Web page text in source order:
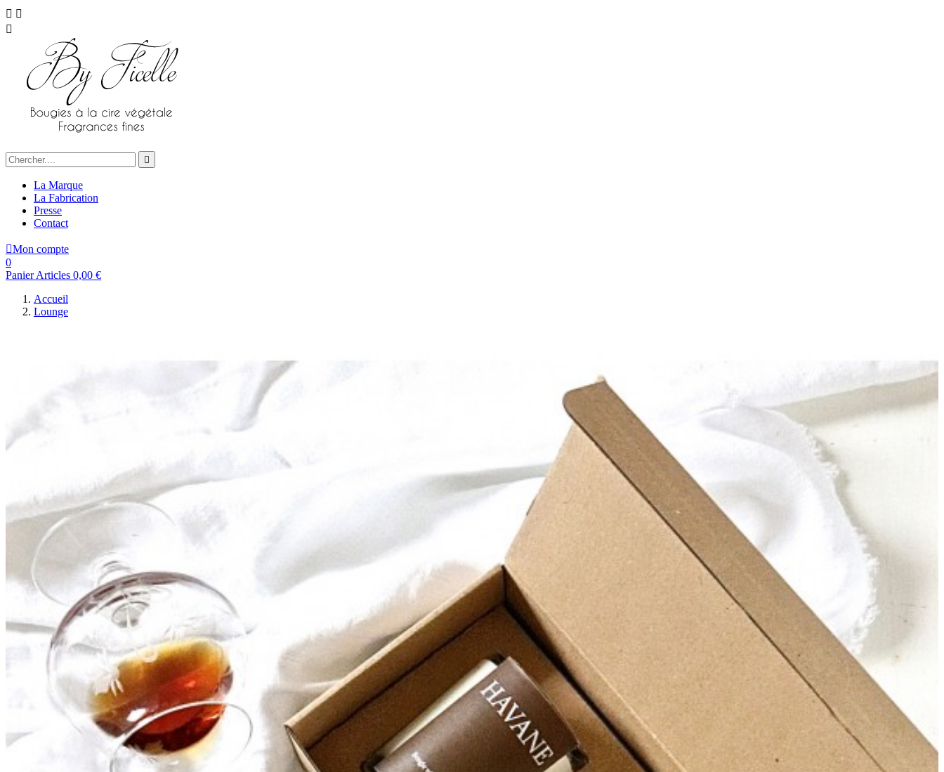
 


La Marque
La Fabrication
Presse
Contact
Mon compte
0
Panier Articles 0,00 €
Accueil
Lounge